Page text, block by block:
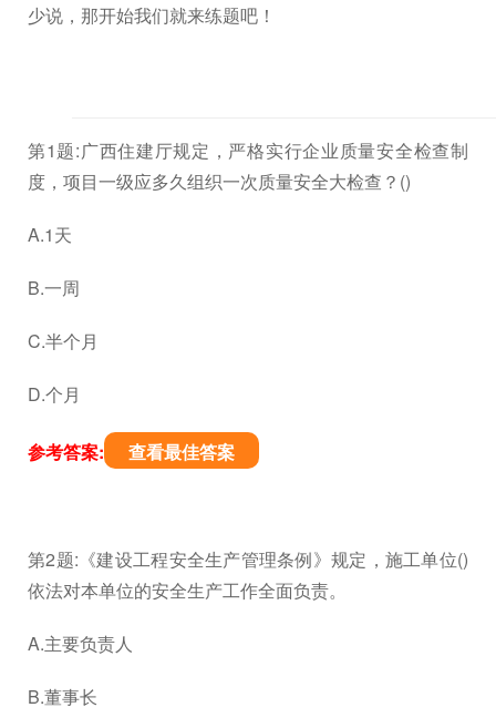
少说，那开始我们就来练题吧！
第1题:广西住建厅规定，严格实行企业质量安全检查制
度，项目一级应多久组织一次质量安全大检查？()
A.1天
B.一周
C.半个月
D.个月
参考答案: 查看最佳答案
第2题:《建设工程安全生产管理条例》规定，施工单位()
依法对本单位的安全生产工作全面负责。
A.主要负责人
B.董事长